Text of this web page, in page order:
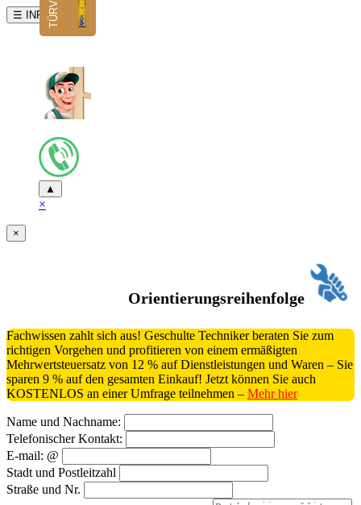
☰ INFO
▲
×
×
Orientierungsreihenfolge
Fachwissen zahlt sich aus! Geschulte Techniker beraten Sie zum
richtigen Vorgehen und profitieren von einem ermäßigten
Mehrwertsteuersatz von 12 % auf Dienstleistungen und Waren – Sie
sparen 9 % auf den gesamten Einkauf! Jetzt können Sie auch
KOSTENLOS an einer Umfrage teilnehmen – Mehr hier
Name und Nachname:
Telefonischer Kontakt:
E-mail: @
Stadt und Postleitzahl
Straße und Nr.